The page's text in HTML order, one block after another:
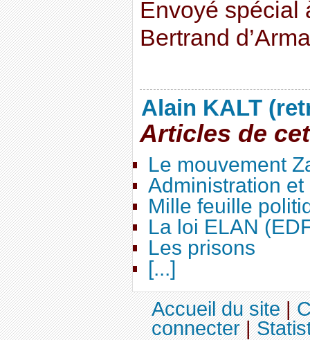
Envoyé spécial
Bertrand
Alain KALT
Articles de
Le mouvement
Administration
Mille feuille
La loi ELAN
Les prisons
[...]
Accueil du site|
connecter|